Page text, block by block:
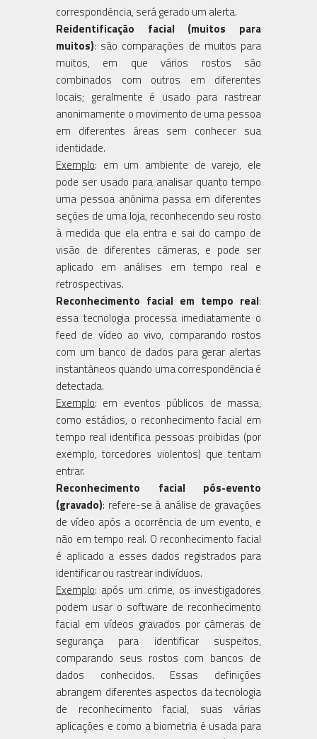
correspondência, será gerado um alerta.
Reidentificação facial (muitos para
muitos): são comparações de muitos para
muitos, em que vários rostos são
combinados com outros em diferentes
locais; geralmente é usado para rastrear
anonimamente o movimento de uma pessoa
em diferentes áreas sem conhecer sua
identidade.
Exemplo: em um ambiente de varejo, ele
pode ser usado para analisar quanto tempo
uma pessoa anônima passa em diferentes
seções de uma loja, reconhecendo seu rosto
à medida que ela entra e sai do campo de
visão de diferentes câmeras, e pode ser
aplicado em análises em tempo real e
retrospectivas.
Reconhecimento facial em tempo real:
essa tecnologia processa imediatamente o
feed de vídeo ao vivo, comparando rostos
com um banco de dados para gerar alertas
instantâneos quando uma correspondência é
detectada.
Exemplo: em eventos públicos de massa,
como estádios, o reconhecimento facial em
tempo real identifica pessoas proibidas (por
exemplo, torcedores violentos) que tentam
entrar.
Reconhecimento facial pós-evento
(gravado): refere-se à análise de gravações
de vídeo após a ocorrência de um evento, e
não em tempo real. O reconhecimento facial
é aplicado a esses dados registrados para
identificar ou rastrear indivíduos.
Exemplo: após um crime, os investigadores
podem usar o software de reconhecimento
facial em vídeos gravados por câmeras de
segurança para identificar suspeitos,
comparando seus rostos com bancos de
dados conhecidos. Essas definições
abrangem diferentes aspectos da tecnologia
de reconhecimento facial, suas várias
aplicações e como a biometria é usada para